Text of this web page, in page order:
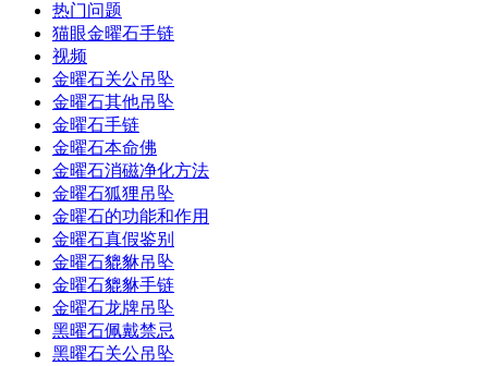
热门问题
猫眼金曜石手链
视频
金曜石关公吊坠
金曜石其他吊坠
金曜石手链
金曜石本命佛
金曜石消磁净化方法
金曜石狐狸吊坠
金曜石的功能和作用
金曜石真假鉴别
金曜石貔貅吊坠
金曜石貔貅手链
金曜石龙牌吊坠
黑曜石佩戴禁忌
黑曜石关公吊坠